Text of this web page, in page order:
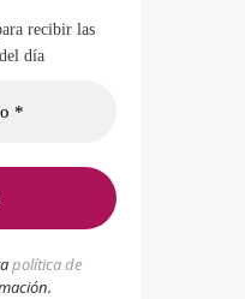
recibir las
día
política de